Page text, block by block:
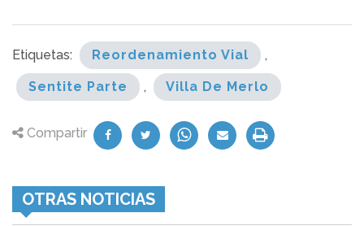
Etiquetas: Reordenamiento Vial ,
Sentite Parte , Villa De Merlo
Compartir
OTRAS NOTICIAS